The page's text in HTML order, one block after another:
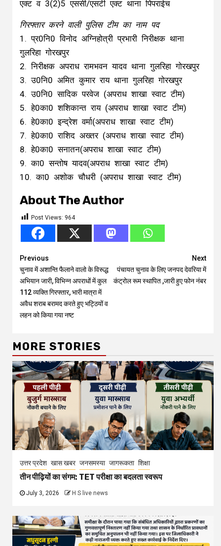
एक्ट व 3(2)5 एससी/एसटी एक्ट थाना पिपराईच
गिरफ्तार करने वाली पुलिस टीम का नाम पद
1. प्र0नि0 विनोद अग्निहोत्री प्रभारी निरीक्षक थाना
गुलरिहा गोरखपुर
2. निरीक्षक अपराध रामभवन यादव थाना गुलरिहा गोरखपुर
3. उ0नि0 अमित कुमार राय थाना गुलरिहा गोरखपुर
4. उ0नि0 सादिक परवेज (अपराध शाखा स्वाट टीम)
5. हे0का0 शशिकान्त राय (अपराध शाखा स्वाट टीम)
6. हे0का0 इन्द्रेश वर्मा(अपराध शाखा स्वाट टीम)
7. हे0का0 राशिद अख्तर (अपराध शाखा स्वाट टीम)
8. हे0का0 सनातन(अपराध शाखा स्वाट टीम)
9. का0 सन्तोष यादव(अपराध शाखा स्वाट टीम)
10. का0 अशोक चौधरी (अपराध शाखा स्वाट टीम)
About The Author
Post Views: 964
Continue
Reading
Previous
चुनाव में अशान्ति फैलाने वालो के विरूद्ध
अभियान जारी, विभिन्न अपराधों में कुल
112 व्यक्ति गिरफ्तार, भारी मात्रा में
अवैध शराब बरामद करते हुए भट्ठियों व
लहन को किया गया नष्ट
Next
पंचायत चुनाव के लिए जनपद देवरिया में
कंट्रोल रूम स्थापित ,जारी हुए फोन नंबर
MORE STORIES
उत्तर प्रदेश खास खबर जनसमस्या जागरूकता शिक्षा
तीन पीढ़ियों का संगम: TET परीक्षा का बदलता स्वरूप
July 3, 2026 H S live news